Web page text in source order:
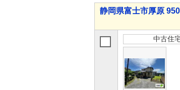
静岡県富士市厚原
中古住